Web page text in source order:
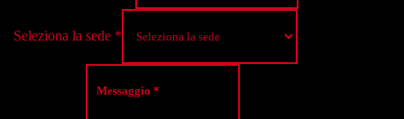
Seleziona la sede *